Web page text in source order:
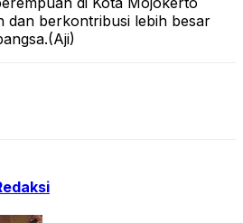
dan berkontribusi lebih besar